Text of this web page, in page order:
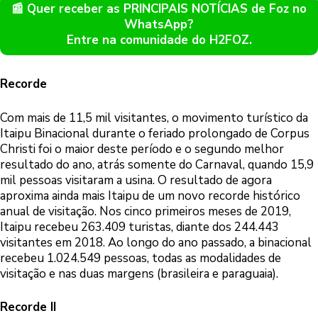
📰 Quer receber as PRINCIPAIS NOTÍCIAS de Foz no
WhatsApp?
Entre na comunidade do H2FOZ.
Recorde
Com mais de 11,5 mil visitantes, o movimento turístico da
Itaipu Binacional durante o feriado prolongado de Corpus
Christi foi o maior deste período e o segundo melhor
resultado do ano, atrás somente do Carnaval, quando 15,9
mil pessoas visitaram a usina. O resultado de agora
aproxima ainda mais Itaipu de um novo recorde histórico
anual de visitação. Nos cinco primeiros meses de 2019,
Itaipu recebeu 263.409 turistas, diante dos 244.443
visitantes em 2018. Ao longo do ano passado, a binacional
recebeu 1.024.549 pessoas, todas as modalidades de
visitação e nas duas margens (brasileira e paraguaia).
Recorde II